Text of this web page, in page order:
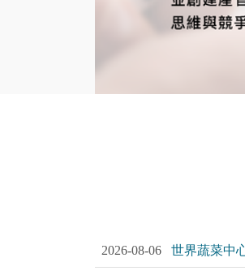
2026-08-06 世界蔬菜中